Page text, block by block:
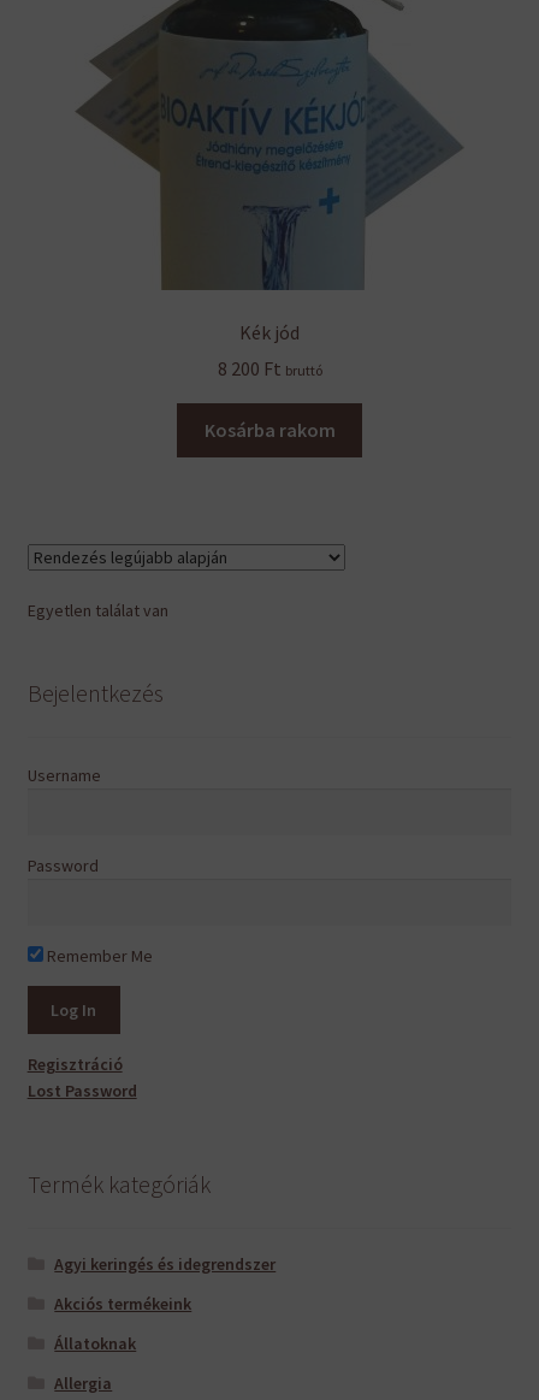
Kék jód
8 200 Ft bruttó
Kosárba rakom
Egyetlen találat van
Bejelentkezés
Username
Password
Remember Me
Regisztráció
Lost Password
Termék kategóriák
Agyi keringés és idegrendszer
Akciós termékeink
Állatoknak
Allergia